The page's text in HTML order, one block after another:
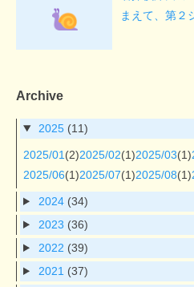
まえて、第２
Archive
2025 (11)
2025/01 (2)2025/02(1)2025/03(1)
2025/06(1)2025/07(1)2025/08(1)
2024 (34)
2023 (36)
2022 (39)
2021 (37)